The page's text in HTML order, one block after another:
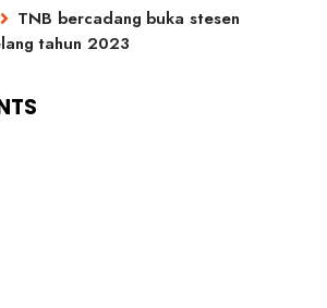
TNB bercadang buka stesen
tahun 2023